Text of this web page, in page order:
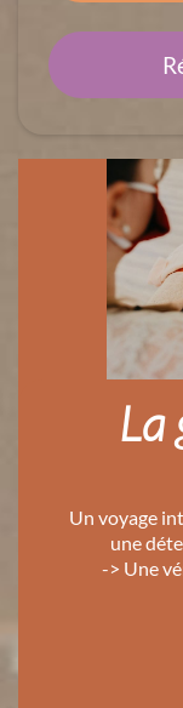
La
Un voyage
une
-> Une